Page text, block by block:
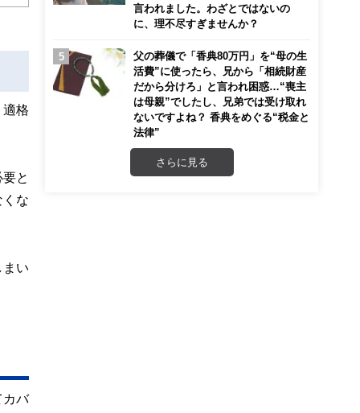
適格
と
くな
まい
カバ
言われました。わざとではないの
に、理不尽すぎませんか？
父の葬儀で「香典80万円」を“母の生
活費”に使ったら、兄から「相続財産
だから分けろ」と言われ困惑…“喪主
は母親”でしたし、兄弟では受け取れ
ないですよね？ 香典をめぐる“税金と
法律”
さらに見る